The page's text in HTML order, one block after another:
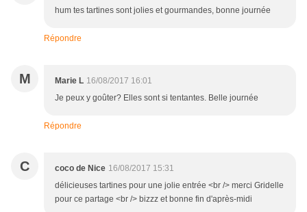
hum tes tartines sont jolies et gourmandes, bonne journée
Répondre
M Marie L 16/08/2017 16:01
Je peux y goûter? Elles sont si tentantes. Belle journée
Répondre
C coco de Nice 16/08/2017 15:31
délicieuses tartines pour une jolie entrée <br /> merci Gridelle
pour ce partage <br /> bizzz et bonne fin d'après-midi